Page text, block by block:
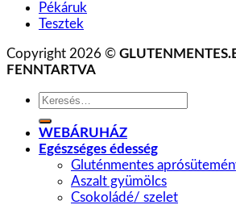
Pékáruk
Tesztek
Copyright 2026 ©
FENNTARTVA
Keresés
következőre:
WEBÁRUHÁZ
Egészséges édesség
Gluténmentes
Aszalt gyümölcs
Csokoládé/ szelet